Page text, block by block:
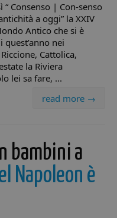
Consenso | Con-senso
a oggi” la XXIV
Antico che si è
nei
Cattolica,
la Riviera
lei sa fare, ...
read more →
bambini a
Napoleon è